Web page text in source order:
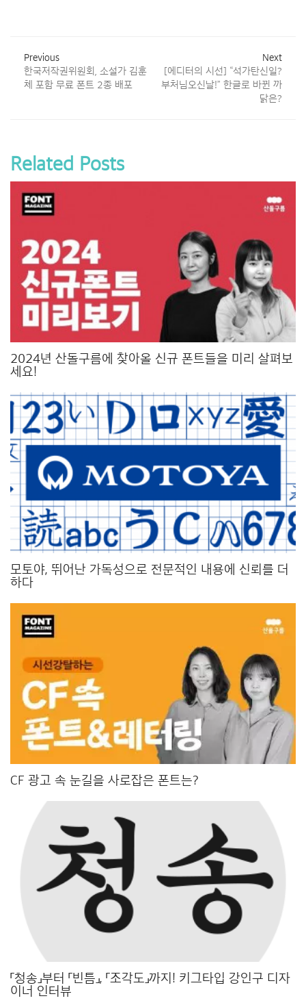
Previous
한국저작권위원회, 소설가 김훈
체 포함 무료 폰트 2종 배포
Next
[에디터의 시선] “석가탄신일?
부처님오신날!” 한글로 바뀐 까
닭은?
Related Posts
2024년 산돌구름에 찾아올 신규 폰트들을 미리 살펴보
세요!
모토야, 뛰어난 가독성으로 전문적인 내용에 신뢰를 더
하다
CF 광고 속 눈길을 사로잡은 폰트는?
「청송」부터 「빈틈」, 「조각도」까지! 키그타입 강인구 디자
이너 인터뷰